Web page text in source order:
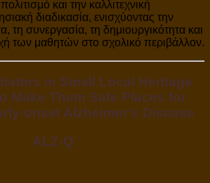
και την καλλιτεχνική
διαδικασία, ενισχύοντας την
τη συνεργασία, τη δημιουργικότητα και
των μαθητών στο σχολικό περιβάλλον.
in Small Local Heritage
Make Them Safe Places for
onset Alzheimer’s Disease
ALZ-Q